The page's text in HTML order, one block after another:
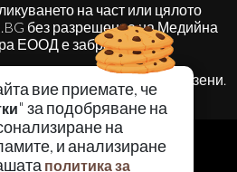
вие приемате, че
" за подобряване на
на
и анализиране
политика за
на част или цялото
без разрешение на Медийна
ЕООД е забранено.
Всички права запазени.
РЕКЛАМА
КОНТАКТИ